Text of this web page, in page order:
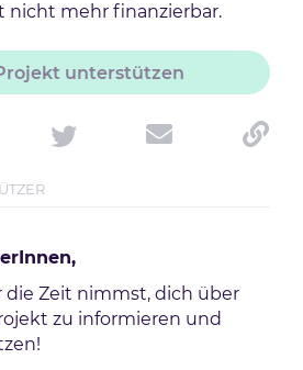
nicht mehr finanzierbar.
unterstützen
die Zeit nimmst, dich über
zu informieren und